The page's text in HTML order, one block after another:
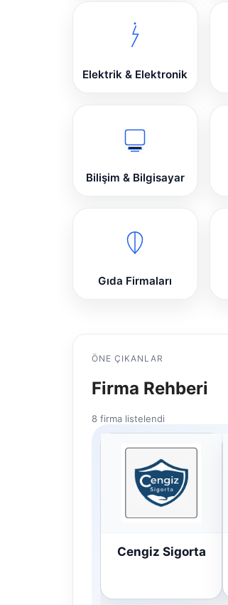
Elektrik & Elektronik
Bilişim & Bilgisayar
Gıda Firmaları
ÖNE ÇIKANLAR
Firma Rehberi
8 firma listelendi
Cengiz Sigorta